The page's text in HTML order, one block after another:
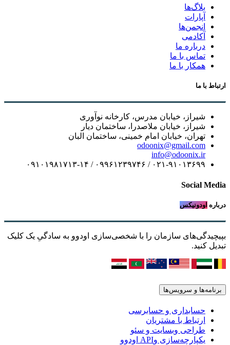
بلاگ‌ها
آپارات
انجمن‌ها
آکادمی
درباره ما
تماس با ما
همکار با ما
ارتباط با ما
شیراز، خیابان مدرس، کارخانه نوآوری
شیراز، خیابان ملاصدرا، ساختمان دیار
تهران، خیابان امام خمینی، ساختمان البان
odoonix@gmail.com
info@odoonix.ir
۰۲۱-۹۱۰۱۳۶۹۹ / ۰۹۹۶۱۲۳۹۷۴۶ / ۰۹۱۰۱۹۸۱۷۱۳-۱۴
Social Media
درباره اودونیکس
بپیچیدگی‌های سازمان را با شخصی‌سازی اودوو به سادگیِ یک کلیک
تبدیل کنید.
برنامه‌ها و سرویس‌ها
حسابداری و حسابرسی
ارتباط با مشتریان
طراحی وبسایت و سئو
یکپارچه‌سازی وAPI اودوو